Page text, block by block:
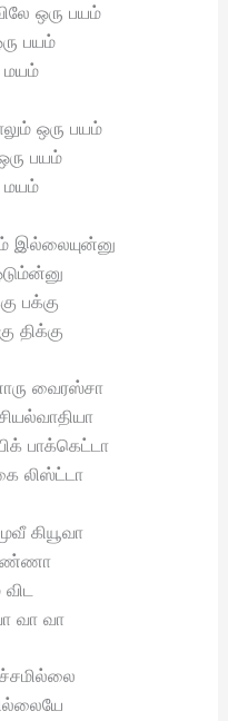
ஒரு பயம்
பயம்
மயம்
ஒரு பயம்
பயம்
மயம்
இல்லையுன்னு
பக்கு
திக்கு
வைரஸ்சா
பாக்கெட்டா
லிஸ்ட்டா
கியூவா
வா வா